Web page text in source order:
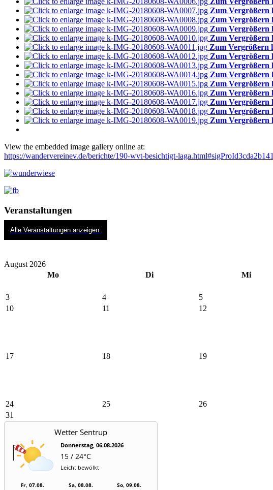
Zum Vergrößern
Zum Vergrößern
Zum Vergrößern
Zum Vergrößern
Zum Vergrößern
Zum Vergrößern
Zum Vergrößern
Zum Vergrößern
Zum Vergrößern
Zum Vergrößern
Zum Vergrößern
Zum Vergrößern
Zum Vergrößern
View the embedded image gallery online at:
https://wandervereinev.de/berichte/190-wvt-besichtigt-
Veranstaltungen
Alle Veranstaltungen anzeigen
August 2026
Mo
Di Mi
3
4 5
10
11 12
17 18 19
24
25 26
31
Wetter Sentrup
Donnerstag, 06.08.2026
15 / 24°C
Leicht bewölkt
Fr, 07.08. Sa, 08.08. So, 09.08.